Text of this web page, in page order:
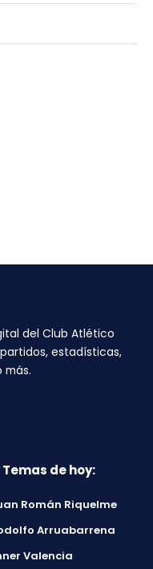
del Club Atlético
estadísticas,
más.
Temas de hoy:
Román Riquelme
Arruabarrena
Valencia